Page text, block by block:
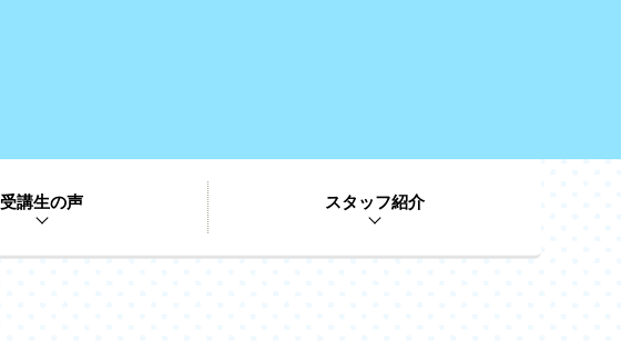
受講生の声 スタッフ紹介